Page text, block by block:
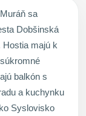
sa
Dobšinská
majú k
balkón s
a kuchynku
Syslovisko